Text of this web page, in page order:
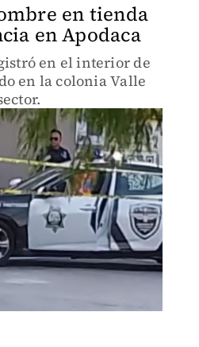
en tienda
en Apodaca
en el interior de
en la colonia Valle